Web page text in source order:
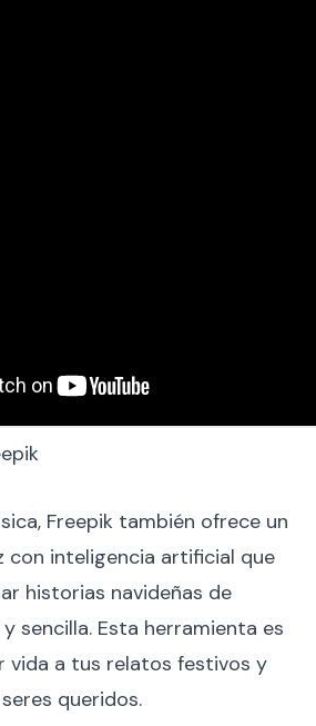
Freepik también ofrece un
con inteligencia artificial que
historias navideñas de
sencilla. Esta herramienta es
vida a tus relatos festivos y
queridos.